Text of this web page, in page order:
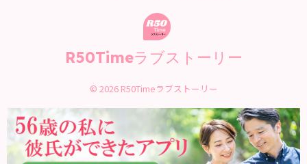
R50Timeラブストーリー
© 2026 R50Timeラブストーリー